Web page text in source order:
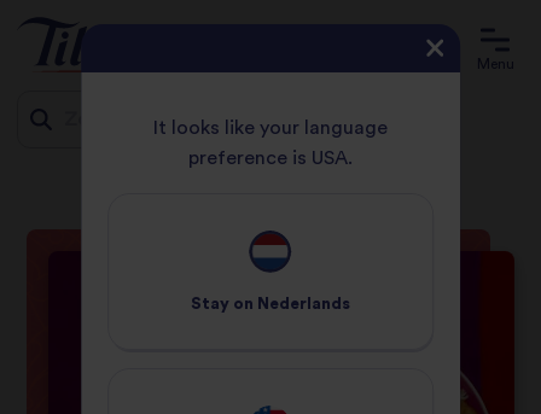
Menu
It looks like your language
preference is USA.
Stay on Nederlands